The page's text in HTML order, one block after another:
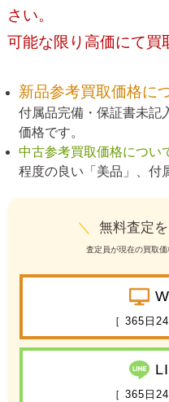
さい。
可能な限り高価にて買
新品参考買取価格に
付属品完備・保証書未記
価格です。
中古参考買取価格につい
程度の良い「美品」、付
＼ 無料査定
査定員が現在の買取価
［ 365日
［ 365日